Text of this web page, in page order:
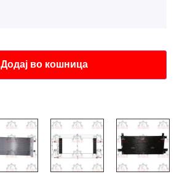
Додај во кошница